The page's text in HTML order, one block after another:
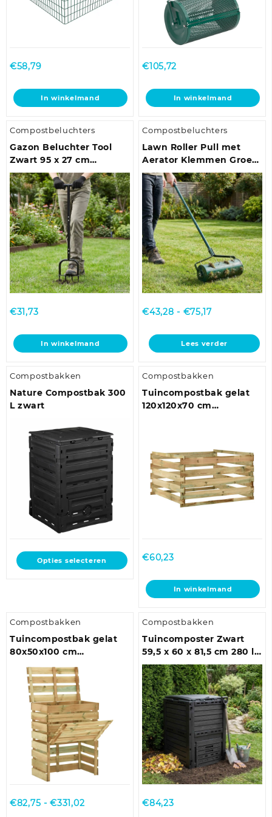
€58,79
In winkelmand
€105,72
In winkelmand
Compostbeluchters
Gazon Beluchter Tool
Zwart 95 x 27 cm
Kunststof
€31,73
In winkelmand
Compostbeluchters
Lawn Roller Pull met
Aerator Klemmen Groen
128 x 38 cm Staal
€43,28 - €75,17Prijsklasse:
tot
€75,17
Lees verder
Compostbakken
Nature Compostbak 300
L zwart
Opties selecteren
Dit
product
Deze
optie
worden
productpagina
Compostbakken
Tuincompostbak gelat
120x120x70 cm
€60,23
In winkelmand
Compostbakken
Tuincompostbak gelat
80x50x100 cm
grenenhout
€82,75 - €331,02Prijsklasse:
Compostbakken
Tuincomposter Zwart
59,5 x 60 x 81,5 cm 280 l
100% PP
€84,23